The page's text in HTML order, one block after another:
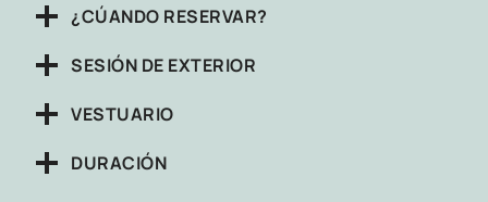
¿CÚANDO RESERVAR?
SESIÓN DE EXTERIOR
VESTUARIO
DURACIÓN